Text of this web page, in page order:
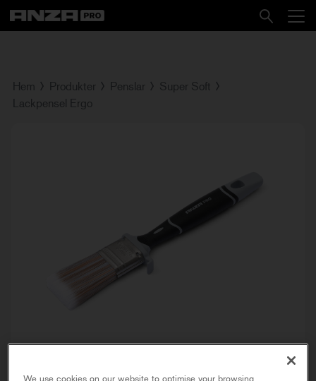
Hem Produkter Penslar
Super Soft
Lackpensel Ergo
We use cookies on our website to optimise your browsing